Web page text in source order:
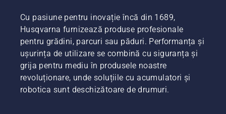
Cu pasiune pentru inovație încă din 1689,
Husqvarna furnizează produse profesionale
pentru grădini, parcuri sau păduri. Performanța și
ușurința de utilizare se combină cu siguranța și
grija pentru mediu în produsele noastre
revoluționare, unde soluțiile cu acumulatori și
robotica sunt deschizătoare de drumuri.